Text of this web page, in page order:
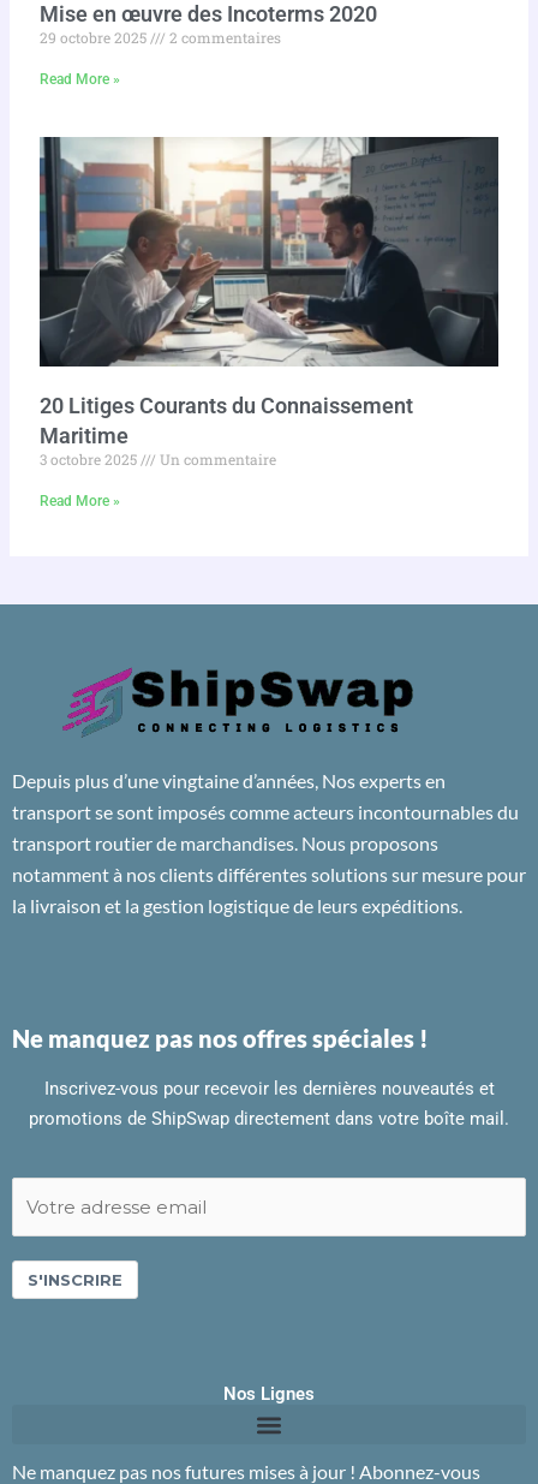
Mise en œuvre des Incoterms 2020
29 octobre 2025 2 commentaires
Read More »
20 Litiges Courants du Connaissement
Maritime
3 octobre 2025 Un commentaire
Read More »
Depuis plus d’une vingtaine d’années, Nos experts en
transport se sont imposés comme acteurs incontournables du
transport routier de marchandises. Nous proposons
notamment à nos clients différentes solutions sur mesure pour
la livraison et la gestion logistique de leurs expéditions.
Ne manquez pas nos offres spéciales !
Inscrivez-vous pour recevoir les dernières nouveautés et
promotions de ShipSwap directement dans votre boîte mail.
S'INSCRIRE
Nos Lignes
Ne manquez pas nos futures mises à jour ! Abonnez-vous